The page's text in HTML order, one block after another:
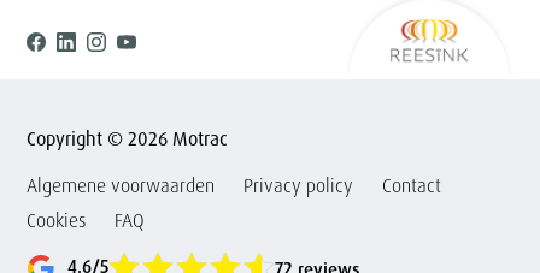
Facebook
LinkedinInstagram
Youtube
Copyright © 2026 Motrac
Algemene voorwaarden
Privacy policy
Contact
Cookies
FAQ
4.6/5